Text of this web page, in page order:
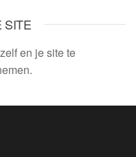
SITE
en je site te